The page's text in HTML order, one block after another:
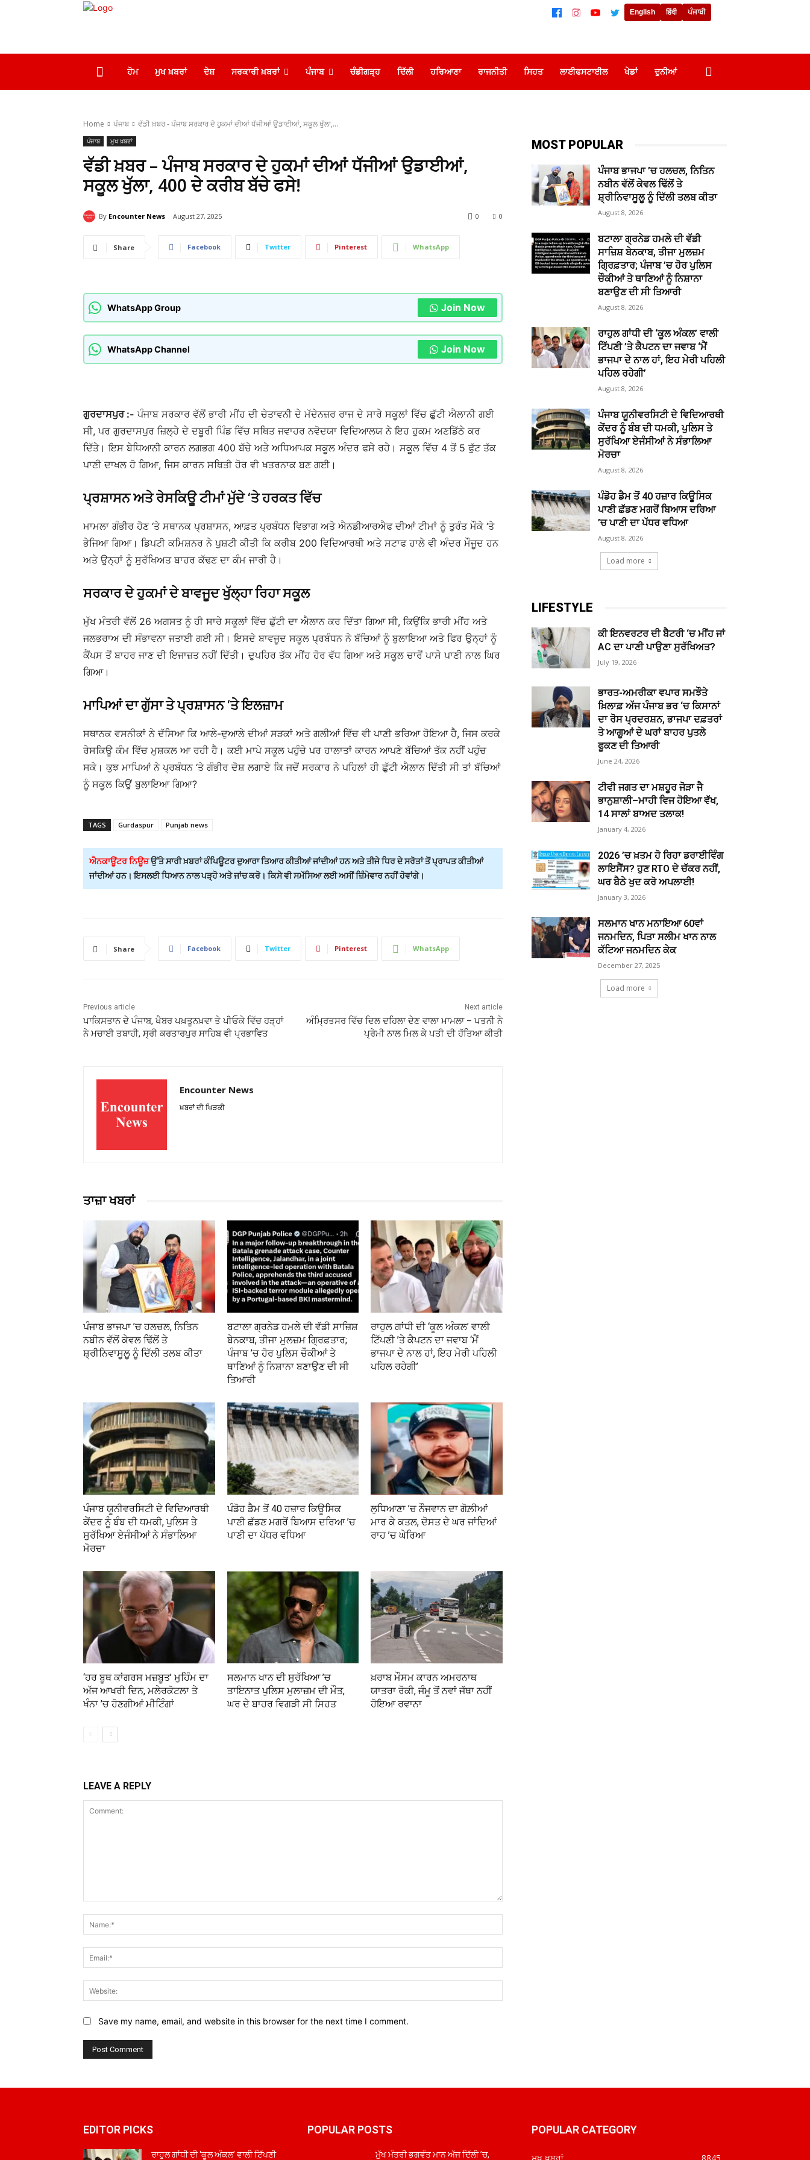
English हिंदी ਪੰਜਾਬੀ
ਹੋਮ ਮੁਖ ਖ਼ਬਰਾਂ ਦੇਸ਼ ਸਰਕਾਰੀ ਖ਼ਬਰਾਂ ਪੰਜਾਬ ਚੰਡੀਗੜ੍ਹ ਦਿੱਲੀ ਹਰਿਆਣਾ ਰਾਜਨੀਤੀ ਸਿਹਤ ਲਾਈਫਸਟਾਈਲ ਖੇਡਾਂ ਦੁਨੀਆਂ
Home ਪੰਜਾਬ ਵੱਡੀ ਖ਼ਬਰ - ਪੰਜਾਬ ਸਰਕਾਰ ਦੇ ਹੁਕਮਾਂ ਦੀਆਂ ਧੱਜੀਆਂ ਉਡਾਈਆਂ, ਸਕੂਲ ਖੁੱਲਾ,...
ਪੰਜਾਬ ਮੁਖ ਖ਼ਬਰਾਂ
ਵੱਡੀ ਖ਼ਬਰ – ਪੰਜਾਬ ਸਰਕਾਰ ਦੇ ਹੁਕਮਾਂ ਦੀਆਂ ਧੱਜੀਆਂ ਉਡਾਈਆਂ,
ਸਕੂਲ ਖੁੱਲਾ, 400 ਦੇ ਕਰੀਬ ਬੱਚੇ ਫਸੇ!
By Encounter News August 27, 2025 0
0
Share Facebook Twitter Pinterest WhatsApp
WhatsApp Group Join Now
WhatsApp Channel Join Now
ਗੁਰਦਾਸਪੁਰ :- ਪੰਜਾਬ ਸਰਕਾਰ ਵੱਲੋਂ ਭਾਰੀ ਮੀਂਹ ਦੀ ਚੇਤਾਵਨੀ ਦੇ ਮੱਦੇਨਜ਼ਰ ਰਾਜ ਦੇ ਸਾਰੇ ਸਕੂਲਾਂ ਵਿੱਚ ਛੁੱਟੀ ਐਲਾਨੀ ਗਈ
ਸੀ, ਪਰ ਗੁਰਦਾਸਪੁਰ ਜ਼ਿਲ੍ਹੇ ਦੇ ਦਬੂਰੀ ਪਿੰਡ ਵਿੱਚ ਸਥਿਤ ਜਵਾਹਰ ਨਵੋਦਯਾ ਵਿਦਿਆਲਯ ਨੇ ਇਹ ਹੁਕਮ ਅਣਡਿੱਠੇ ਕਰ
ਦਿੱਤੇ। ਇਸ ਬੇਧਿਆਨੀ ਕਾਰਨ ਲਗਭਗ 400 ਬੱਚੇ ਅਤੇ ਅਧਿਆਪਕ ਸਕੂਲ ਅੰਦਰ ਫਸੇ ਰਹੇ। ਸਕੂਲ ਵਿੱਚ 4 ਤੋਂ 5 ਫੁੱਟ ਤੱਕ
ਪਾਣੀ ਦਾਖਲ ਹੋ ਗਿਆ, ਜਿਸ ਕਾਰਨ ਸਥਿਤੀ ਹੋਰ ਵੀ ਖਤਰਨਾਕ ਬਣ ਗਈ।
ਪ੍ਰਸ਼ਾਸਨ ਅਤੇ ਰੇਸਕਿਊ ਟੀਮਾਂ ਮੁੱਦੇ ‘ਤੇ ਹਰਕਤ ਵਿੱਚ
ਮਾਮਲਾ ਗੰਭੀਰ ਹੋਣ ‘ਤੇ ਸਥਾਨਕ ਪ੍ਰਸ਼ਾਸਨ, ਆਫ਼ਤ ਪ੍ਰਬੰਧਨ ਵਿਭਾਗ ਅਤੇ ਐਨਡੀਆਰਐਫ ਦੀਆਂ ਟੀਮਾਂ ਨੂੰ ਤੁਰੰਤ ਮੌਕੇ ‘ਤੇ
ਭੇਜਿਆ ਗਿਆ। ਡਿਪਟੀ ਕਮਿਸ਼ਨਰ ਨੇ ਪੁਸ਼ਟੀ ਕੀਤੀ ਕਿ ਕਰੀਬ 200 ਵਿਦਿਆਰਥੀ ਅਤੇ ਸਟਾਫ ਹਾਲੇ ਵੀ ਅੰਦਰ ਮੌਜੂਦ ਹਨ
ਅਤੇ ਉਨ੍ਹਾਂ ਨੂੰ ਸੁਰੱਖਿਅਤ ਬਾਹਰ ਕੱਢਣ ਦਾ ਕੰਮ ਜਾਰੀ ਹੈ।
ਸਰਕਾਰ ਦੇ ਹੁਕਮਾਂ ਦੇ ਬਾਵਜੂਦ ਖੁੱਲ੍ਹਾ ਰਿਹਾ ਸਕੂਲ
ਮੁੱਖ ਮੰਤਰੀ ਵੱਲੋਂ 26 ਅਗਸਤ ਨੂੰ ਹੀ ਸਾਰੇ ਸਕੂਲਾਂ ਵਿੱਚ ਛੁੱਟੀ ਦਾ ਐਲਾਨ ਕਰ ਦਿੱਤਾ ਗਿਆ ਸੀ, ਕਿਉਂਕਿ ਭਾਰੀ ਮੀਂਹ ਅਤੇ
ਜਲਭਰਾਅ ਦੀ ਸੰਭਾਵਨਾ ਜਤਾਈ ਗਈ ਸੀ। ਇਸਦੇ ਬਾਵਜੂਦ ਸਕੂਲ ਪ੍ਰਬੰਧਨ ਨੇ ਬੱਚਿਆਂ ਨੂੰ ਬੁਲਾਇਆ ਅਤੇ ਫਿਰ ਉਨ੍ਹਾਂ ਨੂੰ
ਕੈਂਪਸ ਤੋਂ ਬਾਹਰ ਜਾਣ ਦੀ ਇਜਾਜ਼ਤ ਨਹੀਂ ਦਿੱਤੀ। ਦੁਪਹਿਰ ਤੱਕ ਮੀਂਹ ਹੋਰ ਵੱਧ ਗਿਆ ਅਤੇ ਸਕੂਲ ਚਾਰੋਂ ਪਾਸੇ ਪਾਣੀ ਨਾਲ ਘਿਰ
ਗਿਆ।
ਮਾਪਿਆਂ ਦਾ ਗੁੱਸਾ ਤੇ ਪ੍ਰਸ਼ਾਸਨ ‘ਤੇ ਇਲਜ਼ਾਮ
ਸਥਾਨਕ ਵਸਨੀਕਾਂ ਨੇ ਦੱਸਿਆ ਕਿ ਆਲੇ-ਦੁਆਲੇ ਦੀਆਂ ਸੜਕਾਂ ਅਤੇ ਗਲੀਆਂ ਵਿੱਚ ਵੀ ਪਾਣੀ ਭਰਿਆ ਹੋਇਆ ਹੈ, ਜਿਸ ਕਰਕੇ
ਰੇਸਕਿਊ ਕੰਮ ਵਿੱਚ ਮੁਸ਼ਕਲ ਆ ਰਹੀ ਹੈ। ਕਈ ਮਾਪੇ ਸਕੂਲ ਪਹੁੰਚੇ ਪਰ ਹਾਲਾਤਾਂ ਕਾਰਨ ਆਪਣੇ ਬੱਚਿਆਂ ਤੱਕ ਨਹੀਂ ਪਹੁੰਚ
ਸਕੇ। ਕੁਝ ਮਾਪਿਆਂ ਨੇ ਪ੍ਰਬੰਧਨ ‘ਤੇ ਗੰਭੀਰ ਦੋਸ਼ ਲਗਾਏ ਕਿ ਜਦੋਂ ਸਰਕਾਰ ਨੇ ਪਹਿਲਾਂ ਹੀ ਛੁੱਟੀ ਐਲਾਨ ਦਿੱਤੀ ਸੀ ਤਾਂ ਬੱਚਿਆਂ
ਨੂੰ ਸਕੂਲ ਕਿਉਂ ਬੁਲਾਇਆ ਗਿਆ?
TAGS Gurdaspur Punjab news
ਐਨਕਾਊਂਟਰ ਨਿਊਜ਼ਉੱਤੇ ਸਾਰੀ ਖ਼ਬਰਾਂ ਕੰਪਿਊਟਰ ਦੁਆਰਾ ਤਿਆਰ ਕੀਤੀਆਂ ਜਾਂਦੀਆਂ ਹਨ ਅਤੇ ਤੀਜੇ ਧਿਰ ਦੇ ਸਰੋਤਾਂ ਤੋਂ ਪ੍ਰਾਪਤ ਕੀਤੀਆਂ
ਜਾਂਦੀਆਂ ਹਨ। ਇਸਲਈ ਧਿਆਨ ਨਾਲ ਪੜ੍ਹੋ ਅਤੇ ਜਾਂਚ ਕਰੋ। ਕਿਸੇ ਵੀ ਸਮੱਸਿਆ ਲਈ ਅਸੀਂ ਜ਼ਿੰਮੇਵਾਰ ਨਹੀਂ ਹੋਵਾਂਗੇ।
Share Facebook Twitter Pinterest WhatsApp
Previous article
ਪਾਕਿਸਤਾਨ ਦੇ ਪੰਜਾਬ, ਖੈਬਰ ਪਖ਼ਤੂਨਖ਼ਵਾ ਤੇ ਪੀਓਕੇ ਵਿੱਚ ਹੜ੍ਹਾਂ
ਨੇ ਮਚਾਈ ਤਬਾਹੀ, ਸ੍ਰੀ ਕਰਤਾਰਪੁਰ ਸਾਹਿਬ ਵੀ ਪ੍ਰਭਾਵਿਤ
Next article
ਅੰਮ੍ਰਿਤਸਰ ਵਿੱਚ ਦਿਲ ਦਹਿਲਾ ਦੇਣ ਵਾਲਾ ਮਾਮਲਾ – ਪਤਨੀ ਨੇ
ਪ੍ਰੇਮੀ ਨਾਲ ਮਿਲ ਕੇ ਪਤੀ ਦੀ ਹੱਤਿਆ ਕੀਤੀ
Encounter News
ਖ਼ਬਰਾਂ ਦੀ ਖਿੜਕੀ
ਤਾਜ਼ਾ ਖਬਰਾਂ
ਪੰਜਾਬ ਭਾਜਪਾ ’ਚ ਹਲਚਲ, ਨਿਤਿਨ
ਨਬੀਨ ਵੱਲੋਂ ਕੇਵਲ ਢਿੱਲੋਂ ਤੇ
ਸ਼੍ਰੀਨਿਵਾਸੂਲੂ ਨੂੰ ਦਿੱਲੀ ਤਲਬ ਕੀਤਾ
ਬਟਾਲਾ ਗ੍ਰਨੇਡ ਹਮਲੇ ਦੀ ਵੱਡੀ ਸਾਜ਼ਿਸ਼
ਬੇਨਕਾਬ, ਤੀਜਾ ਮੁਲਜ਼ਮ ਗ੍ਰਿਫ਼ਤਾਰ;
ਪੰਜਾਬ ’ਚ ਹੋਰ ਪੁਲਿਸ ਚੌਕੀਆਂ ਤੇ
ਥਾਣਿਆਂ ਨੂੰ ਨਿਸ਼ਾਨਾ ਬਣਾਉਣ ਦੀ ਸੀ
ਤਿਆਰੀ
ਰਾਹੁਲ ਗਾਂਧੀ ਦੀ ‘ਕੂਲ ਅੰਕਲ’ ਵਾਲੀ
ਟਿੱਪਣੀ ’ਤੇ ਕੈਪਟਨ ਦਾ ਜਵਾਬ ‘ਮੈਂ
ਭਾਜਪਾ ਦੇ ਨਾਲ ਹਾਂ, ਇਹ ਮੇਰੀ ਪਹਿਲੀ
ਪਹਿਲ ਰਹੇਗੀ’
ਪੰਜਾਬ ਯੂਨੀਵਰਸਿਟੀ ਦੇ ਵਿਦਿਆਰਥੀ
ਕੇਂਦਰ ਨੂੰ ਬੰਬ ਦੀ ਧਮਕੀ, ਪੁਲਿਸ ਤੇ
ਸੁਰੱਖਿਆ ਏਜੰਸੀਆਂ ਨੇ ਸੰਭਾਲਿਆ
ਮੋਰਚਾ
ਪੰਡੋਹ ਡੈਮ ਤੋਂ 40 ਹਜ਼ਾਰ ਕਿਊਸਿਕ
ਪਾਣੀ ਛੱਡਣ ਮਗਰੋਂ ਬਿਆਸ ਦਰਿਆ ’ਚ
ਪਾਣੀ ਦਾ ਪੱਧਰ ਵਧਿਆ
ਲੁਧਿਆਣਾ ’ਚ ਨੌਜਵਾਨ ਦਾ ਗੋਲ਼ੀਆਂ
ਮਾਰ ਕੇ ਕਤਲ, ਦੋਸਤ ਦੇ ਘਰ ਜਾਂਦਿਆਂ
ਰਾਹ ’ਚ ਘੇਰਿਆ
‘ਹਰ ਬੂਥ ਕਾਂਗਰਸ ਮਜ਼ਬੂਤ’ ਮੁਹਿੰਮ ਦਾ
ਅੱਜ ਆਖਰੀ ਦਿਨ, ਮਲੇਰਕੋਟਲਾ ਤੇ
ਖੰਨਾ ’ਚ ਹੋਣਗੀਆਂ ਮੀਟਿੰਗਾਂ
ਸਲਮਾਨ ਖਾਨ ਦੀ ਸੁਰੱਖਿਆ ’ਚ
ਤਾਇਨਾਤ ਪੁਲਿਸ ਮੁਲਾਜ਼ਮ ਦੀ ਮੌਤ,
ਘਰ ਦੇ ਬਾਹਰ ਵਿਗੜੀ ਸੀ ਸਿਹਤ
ਖ਼ਰਾਬ ਮੌਸਮ ਕਾਰਨ ਅਮਰਨਾਥ
ਯਾਤਰਾ ਰੋਕੀ, ਜੰਮੂ ਤੋਂ ਨਵਾਂ ਜੱਥਾ ਨਹੀਂ
ਹੋਇਆ ਰਵਾਨਾ
LEAVE A REPLY
Save my name, email, and website in this browser for the next time I comment.
MOST POPULAR
ਪੰਜਾਬ ਭਾਜਪਾ ’ਚ ਹਲਚਲ, ਨਿਤਿਨ
ਨਬੀਨ ਵੱਲੋਂ ਕੇਵਲ ਢਿੱਲੋਂ ਤੇ
ਸ਼੍ਰੀਨਿਵਾਸੂਲੂ ਨੂੰ ਦਿੱਲੀ ਤਲਬ ਕੀਤਾ
August 8, 2026
ਬਟਾਲਾ ਗ੍ਰਨੇਡ ਹਮਲੇ ਦੀ ਵੱਡੀ
ਸਾਜ਼ਿਸ਼ ਬੇਨਕਾਬ, ਤੀਜਾ ਮੁਲਜ਼ਮ
ਗ੍ਰਿਫ਼ਤਾਰ; ਪੰਜਾਬ ’ਚ ਹੋਰ ਪੁਲਿਸ
ਚੌਕੀਆਂ ਤੇ ਥਾਣਿਆਂ ਨੂੰ ਨਿਸ਼ਾਨਾ
ਬਣਾਉਣ ਦੀ ਸੀ ਤਿਆਰੀ
August 8, 2026
ਰਾਹੁਲ ਗਾਂਧੀ ਦੀ ‘ਕੂਲ ਅੰਕਲ’ ਵਾਲੀ
ਟਿੱਪਣੀ ’ਤੇ ਕੈਪਟਨ ਦਾ ਜਵਾਬ ‘ਮੈਂ
ਭਾਜਪਾ ਦੇ ਨਾਲ ਹਾਂ, ਇਹ ਮੇਰੀ ਪਹਿਲੀ
ਪਹਿਲ ਰਹੇਗੀ’
August 8, 2026
ਪੰਜਾਬ ਯੂਨੀਵਰਸਿਟੀ ਦੇ ਵਿਦਿਆਰਥੀ
ਕੇਂਦਰ ਨੂੰ ਬੰਬ ਦੀ ਧਮਕੀ, ਪੁਲਿਸ ਤੇ
ਸੁਰੱਖਿਆ ਏਜੰਸੀਆਂ ਨੇ ਸੰਭਾਲਿਆ
ਮੋਰਚਾ
August 8, 2026
ਪੰਡੋਹ ਡੈਮ ਤੋਂ 40 ਹਜ਼ਾਰ ਕਿਊਸਿਕ
ਪਾਣੀ ਛੱਡਣ ਮਗਰੋਂ ਬਿਆਸ ਦਰਿਆ
’ਚ ਪਾਣੀ ਦਾ ਪੱਧਰ ਵਧਿਆ
August 8, 2026
Load more
LIFESTYLE
ਕੀ ਇਨਵਰਟਰ ਦੀ ਬੈਟਰੀ ‘ਚ ਮੀਂਹ ਜਾਂ
AC ਦਾ ਪਾਣੀ ਪਾਉਣਾ ਸੁਰੱਖਿਅਤ?
July 19, 2026
ਭਾਰਤ-ਅਮਰੀਕਾ ਵਪਾਰ ਸਮਝੌਤੇ
ਖ਼ਿਲਾਫ਼ ਅੱਜ ਪੰਜਾਬ ਭਰ ‘ਚ ਕਿਸਾਨਾਂ
ਦਾ ਰੋਸ ਪ੍ਰਦਰਸ਼ਨ, ਭਾਜਪਾ ਦਫ਼ਤਰਾਂ
ਤੇ ਆਗੂਆਂ ਦੇ ਘਰਾਂ ਬਾਹਰ ਪੁਤਲੇ
ਫੂਕਣ ਦੀ ਤਿਆਰੀ
June 24, 2026
ਟੀਵੀ ਜਗਤ ਦਾ ਮਸ਼ਹੂਰ ਜੋੜਾ ਜੈ
ਭਾਨੁਸ਼ਾਲੀ–ਮਾਹੀ ਵਿਜ ਹੋਇਆ ਵੱਖ,
14 ਸਾਲਾਂ ਬਾਅਦ ਤਲਾਕ!
January 4, 2026
2026 ’ਚ ਖ਼ਤਮ ਹੋ ਰਿਹਾ ਡਰਾਈਵਿੰਗ
ਲਾਇਸੈਂਸ? ਹੁਣ RTO ਦੇ ਚੱਕਰ ਨਹੀਂ,
ਘਰ ਬੈਠੇ ਖੁਦ ਕਰੋ ਅਪਲਾਈ!
January 3, 2026
ਸਲਮਾਨ ਖਾਨ ਮਨਾਇਆ 60ਵਾਂ
ਜਨਮਦਿਨ, ਪਿਤਾ ਸਲੀਮ ਖਾਨ ਨਾਲ
ਕੱਟਿਆ ਜਨਮਦਿਨ ਕੇਕ
December 27, 2025
Load more
EDITOR PICKS
ਰਾਹੁਲ ਗਾਂਧੀ ਦੀ ‘ਕੂਲ ਅੰਕਲ’ ਵਾਲੀ ਟਿੱਪਣੀ
POPULAR POSTS
ਮੁੱਖ ਮੰਤਰੀ ਭਗਵੰਤ ਮਾਨ ਅੱਜ ਦਿੱਲੀ ’ਚ,
POPULAR CATEGORY